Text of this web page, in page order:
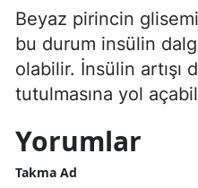
Beyaz pirincin
bu durum insülin
olabilir. İnsülin artışı
tutulmasına yol
Yorumlar
Takma Ad